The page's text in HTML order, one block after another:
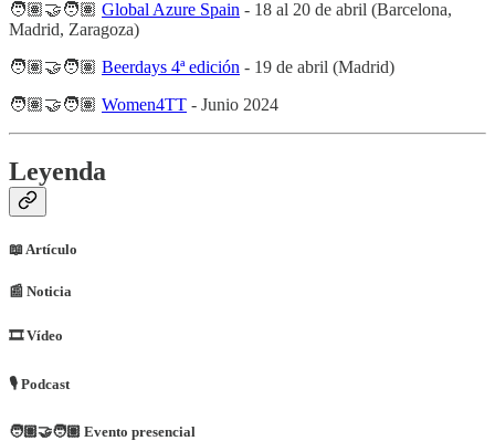
🧑🏽‍🤝‍🧑🏽 Global Azure Spain - 18 al 20 de abril (Barcelona,
Madrid, Zaragoza)
🧑🏽‍🤝‍🧑🏽 Beerdays 4ª edición - 19 de abril (Madrid)
🧑🏽‍🤝‍🧑🏽 Women4TT - Junio 2024
Leyenda
📖 Artículo
📰​ Noticia
🎞 Vídeo
🎙 Podcast
🧑🏽‍🤝‍🧑🏽 Evento presencial